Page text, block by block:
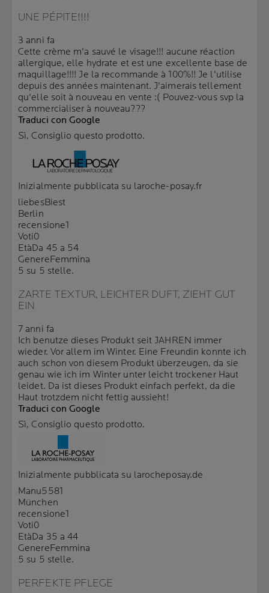
UNE PÉPITE!!!!
3 anni fa
Cette crème m'a sauvé le visage!!! aucune réaction
allergique, elle hydrate et est une excellente base de
maquillage!!!! Je la recommande à 100%!! Je l'utilise
depuis des années maintenant. J'aimerais tellement
qu'elle soit à nouveau en vente :( Pouvez-vous svp la
commercialiser à nouveau???
Traduci con Google
Sì, Consiglio questo prodotto.
Inizialmente pubblicata su laroche-posay.fr
liebesBiest
Berlin
recensione1
Voti0
EtàDa 45 a 54
GenereFemmina
5 su 5 stelle.
ZARTE TEXTUR, LEICHTER DUFT, ZIEHT GUT
EIN
7 anni fa
Ich benutze dieses Produkt seit JAHREN immer
wieder. Vor allem im Winter. Eine Freundin konnte ich
auch schon von diesem Produkt überzeugen, da sie
genau wie ich im Winter unter leicht trockener Haut
leidet. Da ist dieses Produkt einfach perfekt, da die
Haut trotzdem nicht fettig aussieht!
Traduci con Google
Sì, Consiglio questo prodotto.
Inizialmente pubblicata su larocheposay.de
Manu5581
München
recensione1
Voti0
EtàDa 35 a 44
GenereFemmina
5 su 5 stelle.
PERFEKTE PFLEGE